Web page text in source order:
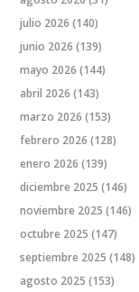
julio 2026 (140)
junio 2026 (139)
mayo 2026 (144)
abril 2026 (143)
marzo 2026 (153)
febrero 2026 (128)
enero 2026 (139)
diciembre 2025 (146)
noviembre 2025 (146)
octubre 2025 (147)
septiembre 2025 (148)
agosto 2025 (153)